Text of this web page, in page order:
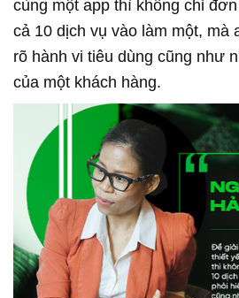
cùng một app thì không chỉ
cả 10 dịch vụ vào làm một, mà
rõ hành vi tiêu dùng cũng như
của một khách hàng.